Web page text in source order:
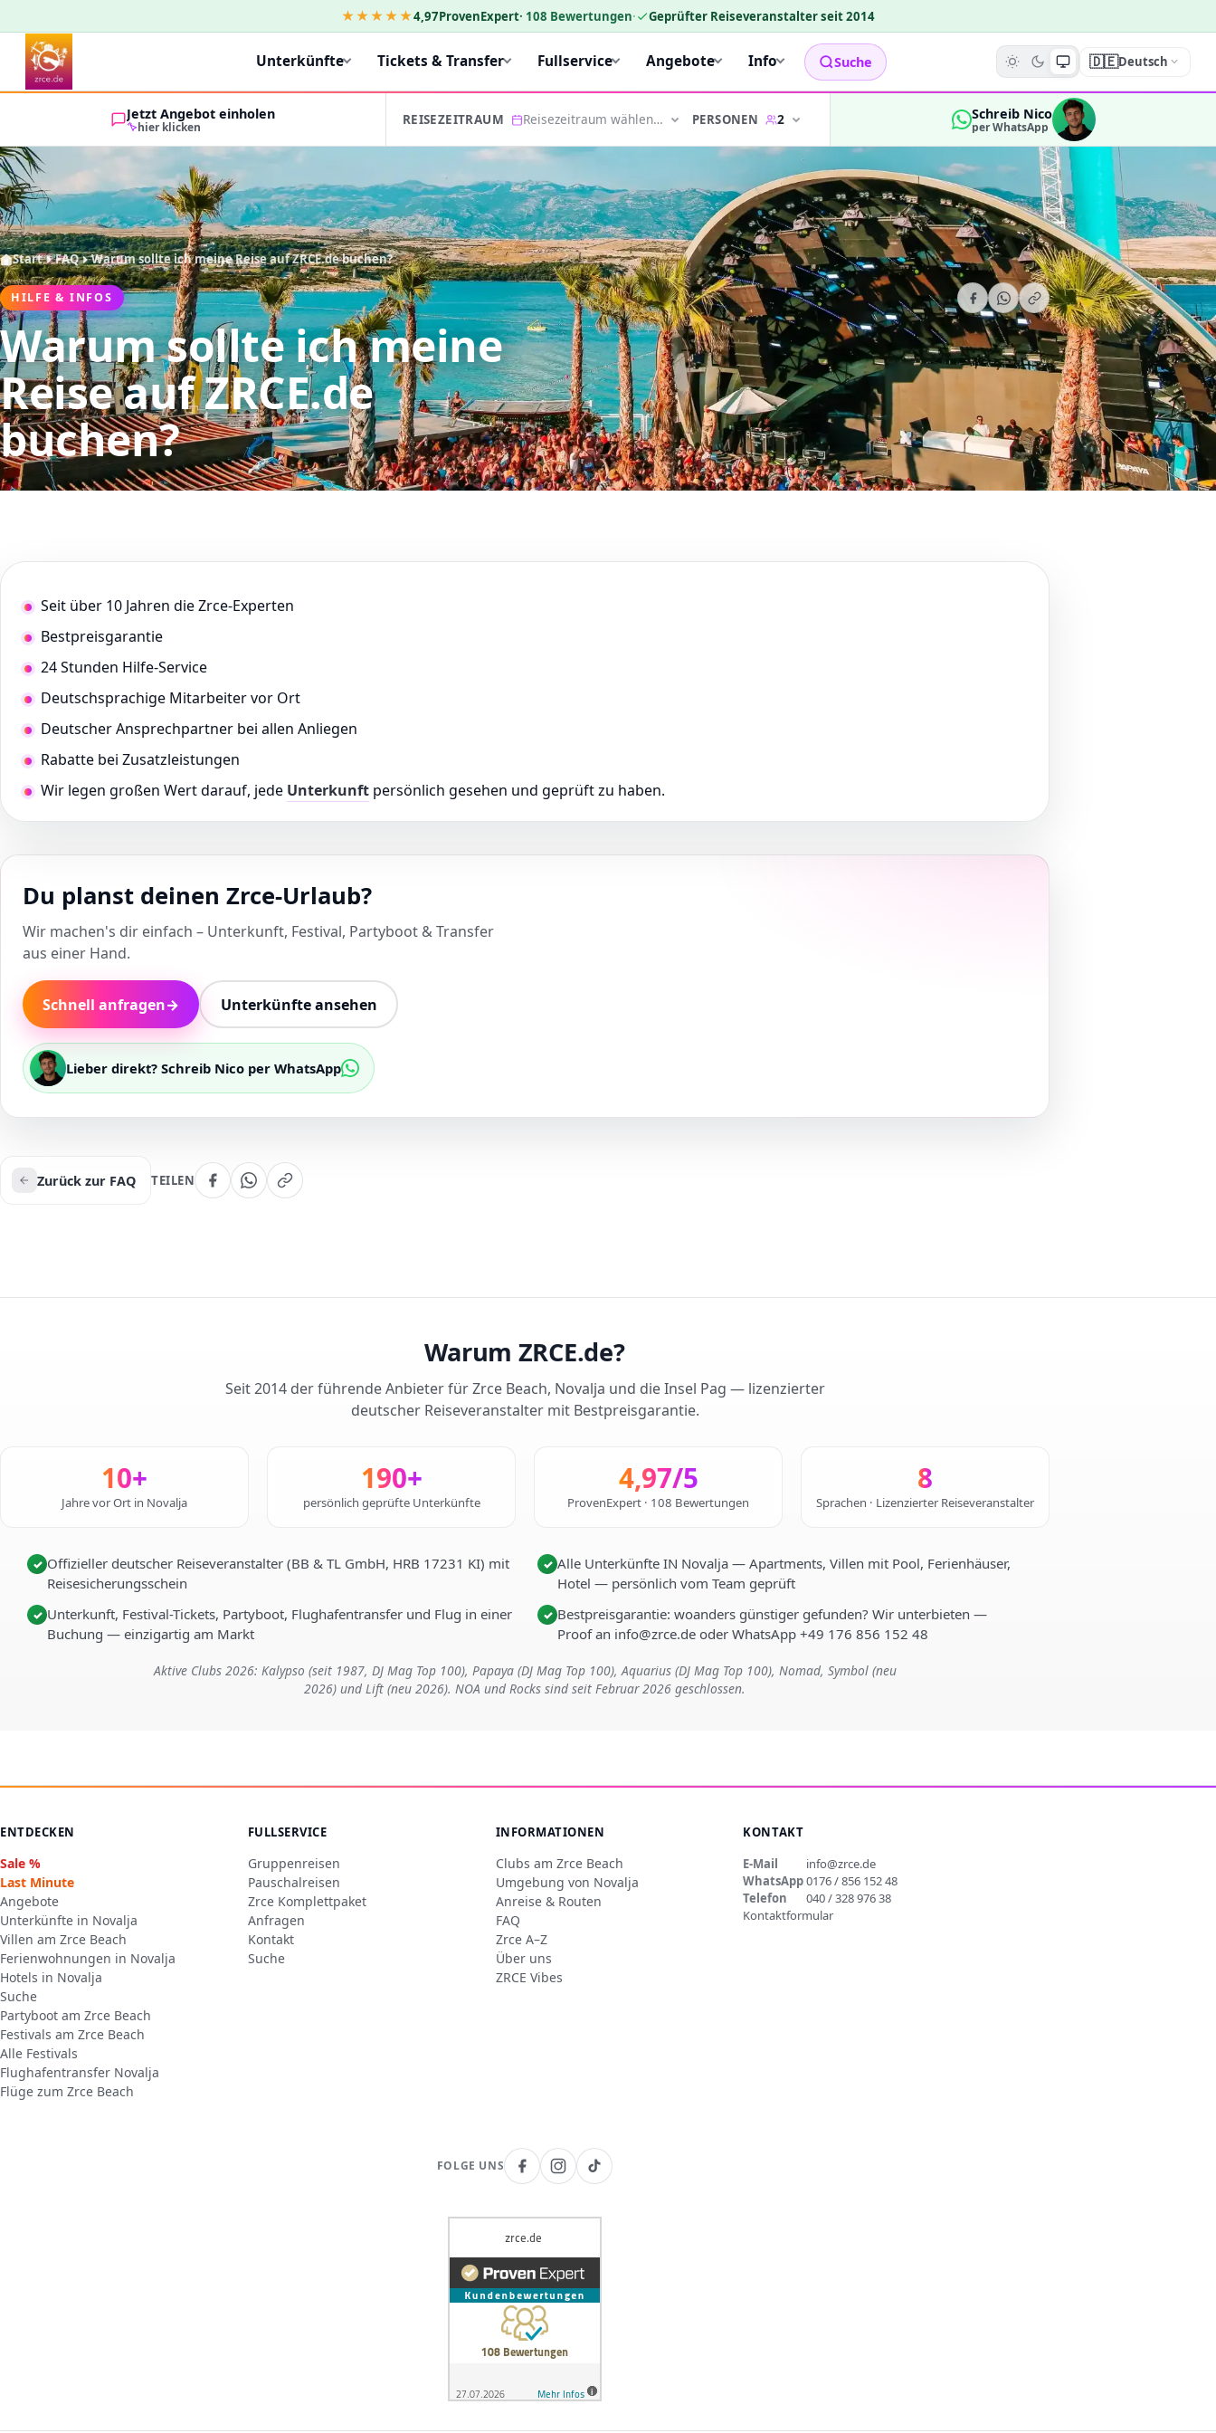
★★★★★4,97ProvenExpert· 108 Bewertungen· Geprüfter Reiseveranstalter seit 2014
Unterkünfte Tickets & Transfer Fullservice Angebote Info Suche 🇩🇪Deutsch
Jetzt Angebot einholen
hier klicken REISEZEITRAUM Reisezeitraum wählen… PERSONEN 2 Schreib Nico
per WhatsApp
Start FAQ Warum sollte ich meine Reise auf ZRCE.de buchen?
HILFE & INFOS
Warum sollte ich meine
Reise auf ZRCE.de
buchen?
Seit über 10 Jahren die Zrce-Experten
Bestpreisgarantie
24 Stunden Hilfe-Service
Deutschsprachige Mitarbeiter vor Ort
Deutscher Ansprechpartner bei allen Anliegen
Rabatte bei Zusatzleistungen
Wir legen großen Wert darauf, jede Unterkunft persönlich gesehen und geprüft zu haben.
Du planst deinen Zrce-Urlaub?
Wir machen's dir einfach – Unterkunft, Festival, Partyboot & Transfer
aus einer Hand.
Schnell anfragen→ Unterkünfte ansehen
Lieber direkt? Schreib Nico per WhatsApp
Zurück zur FAQ TEILEN
Warum ZRCE.de?
Seit 2014 der führende Anbieter für Zrce Beach, Novalja und die Insel Pag — lizenzierter
deutscher Reiseveranstalter mit Bestpreisgarantie.
10+
Jahre vor Ort in Novalja
190+
persönlich geprüfte Unterkünfte
4,97/5
ProvenExpert · 108 Bewertungen
8
Sprachen · Lizenzierter Reiseveranstalter
✓ Offizieller deutscher Reiseveranstalter (BB & TL GmbH, HRB 17231 KI) mit
Reisesicherungsschein
✓ Alle Unterkünfte IN Novalja — Apartments, Villen mit Pool, Ferienhäuser,
Hotel — persönlich vom Team geprüft
✓ Unterkunft, Festival-Tickets, Partyboot, Flughafentransfer und Flug in einer
Buchung — einzigartig am Markt
✓ Bestpreisgarantie: woanders günstiger gefunden? Wir unterbieten —
Proof an info@zrce.de oder WhatsApp +49 176 856 152 48
Aktive Clubs 2026: Kalypso (seit 1987, DJ Mag Top 100), Papaya (DJ Mag Top 100), Aquarius (DJ Mag Top 100), Nomad, Symbol (neu
2026) und Lift (neu 2026). NOA und Rocks sind seit Februar 2026 geschlossen.
ENTDECKEN
Sale %
Last Minute
Angebote
Unterkünfte in Novalja
Villen am Zrce Beach
Ferienwohnungen in Novalja
Hotels in Novalja
Suche
Partyboot am Zrce Beach
Festivals am Zrce Beach
Alle Festivals
Flughafentransfer Novalja
Flüge zum Zrce Beach
FULLSERVICE
Gruppenreisen
Pauschalreisen
Zrce Komplettpaket
Anfragen
Kontakt
Suche
INFORMATIONEN
Clubs am Zrce Beach
Umgebung von Novalja
Anreise & Routen
FAQ
Zrce A–Z
Über uns
ZRCE Vibes
KONTAKT
E-Mail
info@zrce.de
WhatsApp0176 / 856 152 48
Telefon
040 / 328 976 38
Kontaktformular
FOLGE UNS